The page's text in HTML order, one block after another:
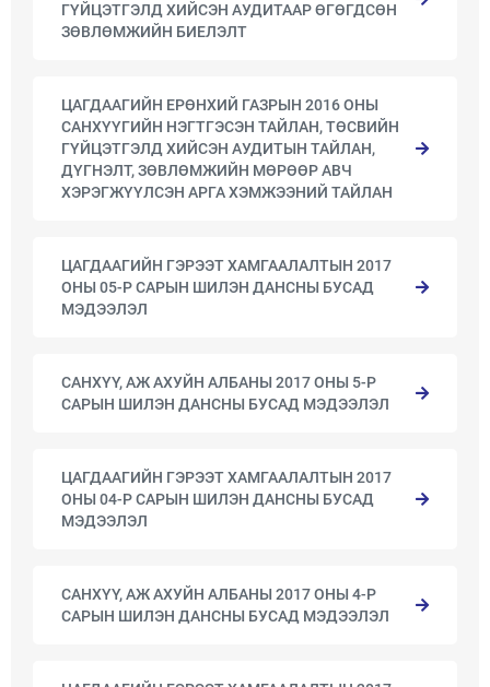
ГҮЙЦЭТГЭЛД ХИЙСЭН АУДИТААР ӨГӨГДСӨН
ЗӨВЛӨМЖИЙН БИЕЛЭЛТ
ЦАГДААГИЙН ЕРӨНХИЙ ГАЗРЫН 2016 ОНЫ
САНХҮҮГИЙН НЭГТГЭСЭН ТАЙЛАН, ТӨСВИЙН
ГҮЙЦЭТГЭЛД ХИЙСЭН АУДИТЫН ТАЙЛАН,
ДҮГНЭЛТ, ЗӨВЛӨМЖИЙН МӨРӨӨР АВЧ
ХЭРЭГЖҮҮЛСЭН АРГА ХЭМЖЭЭНИЙ ТАЙЛАН
ЦАГДААГИЙН ГЭРЭЭТ ХАМГААЛАЛТЫН 2017
ОНЫ 05-Р САРЫН ШИЛЭН ДАНСНЫ БУСАД
МЭДЭЭЛЭЛ
САНХҮҮ, АЖ АХУЙН АЛБАНЫ 2017 ОНЫ 5-Р
САРЫН ШИЛЭН ДАНСНЫ БУСАД МЭДЭЭЛЭЛ
ЦАГДААГИЙН ГЭРЭЭТ ХАМГААЛАЛТЫН 2017
ОНЫ 04-Р САРЫН ШИЛЭН ДАНСНЫ БУСАД
МЭДЭЭЛЭЛ
САНХҮҮ, АЖ АХУЙН АЛБАНЫ 2017 ОНЫ 4-Р
САРЫН ШИЛЭН ДАНСНЫ БУСАД МЭДЭЭЛЭЛ